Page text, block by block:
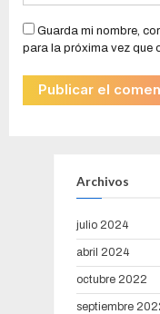
Guarda mi nombre,
para la próxima vez que
Archivos
julio 2024
abril 2024
octubre 2022
septiembre